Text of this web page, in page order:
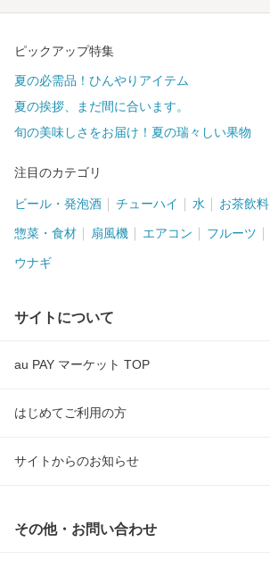
ピックアップ特集
夏の必需品！ひんやりアイテム
夏の挨拶、まだ間に合います。
旬の美味しさをお届け！夏の瑞々しい果物
注目のカテゴリ
ビール・発泡酒 チューハイ 水 お茶飲料
惣菜・食材 扇風機 エアコン フルーツ
ウナギ
サイトについて
au PAY マーケット TOP
はじめてご利用の方
サイトからのお知らせ
その他・お問い合わせ